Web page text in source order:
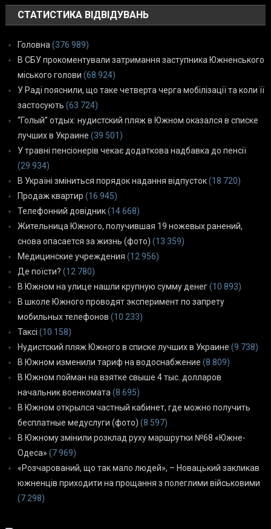
СТАТИСТИКА ВІДВІДУВАНЬ
Головна(376 989)
В СБУ прокоментували затримання заступника Южненського
міського голови (68 924)
У Раді пояснили, що таке четверта черга мобілізації та коли її
застосують (63 724)
“Голый” отдых: нудистский пляж в Южном оказался в списке
лучших в Украине (39 501)
У травні пенсіонерів чекає додаткова надбавка до пенсії
(29 934)
В Україні зміниться порядок надання відпусток(18 720)
Продаж квартир (16 945)
Телефонний довідник(14 668)
Жительница Южного, получившая 19 ножевых ранений,
снова опасается за жизнь (фото) (13 359)
Медицинские учреждения (12 956)
Де поїсти? (12 780)
В Южном на улице нашли крупную сумму денег(10 893)
В школе Южного проводят эксперимент по запрету
мобильных телефонов (10 233)
Таксі (10 158)
Нудистский пляж Южного в списке лучших в Украине (9 738)
В Южном изменили тариф на водоснабжение (8 809)
В Южном пойман на взятке свыше 4 тыс. долларов
начальник военкомата(8 695)
В Южном открылся частный кабинет, где можно получить
бесплатные медуслуги (фото) (8 597)
В Южному змінили розклад руху маршрутки №68 «Южне-
Одеса» (7 969)
«Розчарований, що так мало людей», – Новацький закликав
южненців приходити на прощання з полеглими військовими
(7 298)